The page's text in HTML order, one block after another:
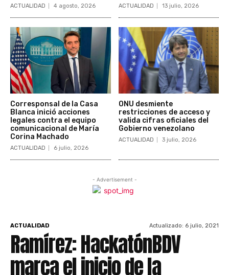
ACTUALIDAD 4 agosto, 2026 ACTUALIDAD 13 julio, 2026
Corresponsal de la Casa
Blanca inició acciones
legales contra el equipo
comunicacional de María
Corina Machado
ACTUALIDAD 6 julio, 2026
ONU desmiente
restricciones de acceso y
valida cifras oficiales del
Gobierno venezolano
ACTUALIDAD 3 julio, 2026
- Advertisement -